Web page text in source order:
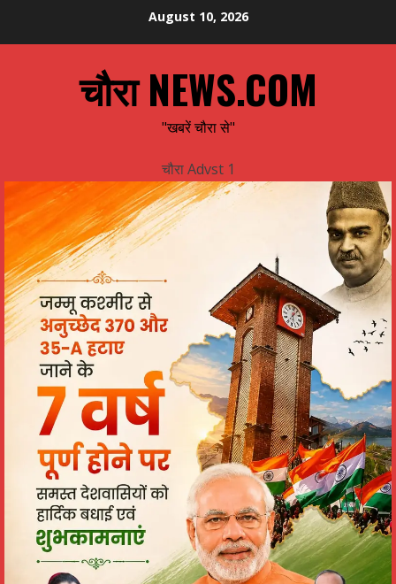
August 10, 2026
चौरा NEWS.COM
"खबरें चौरा से"
चौरा Advst 1